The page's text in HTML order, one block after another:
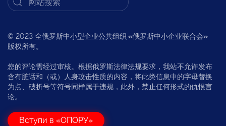
© 2023 全俄罗斯中小型企业公共组织 «俄罗斯中小企业联合会»
版权所有。
您的评论需经过审核。根据俄罗斯法律法规要求，我站不允许发布
含有脏话和（或）人身攻击性质的内容，将此类信息中的字母替换
为点、破折号等符号同样属于违规，此外，禁止任何形式的仇恨言
论。
Вступи в «ОПОРУ»